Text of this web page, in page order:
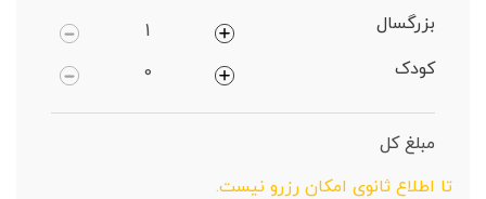
بزرگسال
کودک
مبلغ کل
تا اطلاع ثانوی امکان رزرو نیست.